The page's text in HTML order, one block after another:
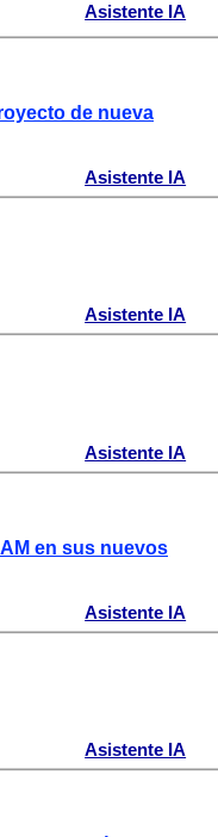
Asistente IA
de nueva
Asistente IA
Asistente IA
Asistente IA
en sus nuevos
Asistente IA
Asistente IA